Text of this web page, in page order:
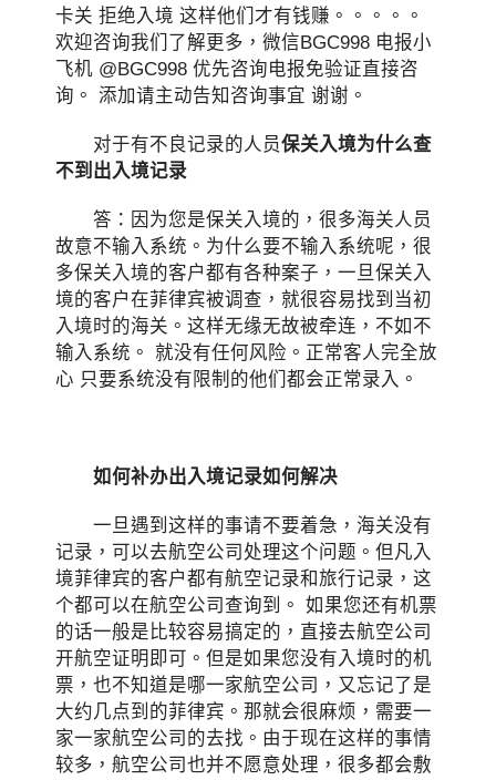
卡关 拒绝入境 这样他们才有钱赚。。。。。
欢迎咨询我们了解更多，微信BGC998 电报小
飞机 @BGC998 优先咨询电报免验证直接咨
询。 添加请主动告知咨询事宜 谢谢。
对于有不良记录的人员保关入境为什么查
不到出入境记录
答：因为您是保关入境的，很多海关人员
故意不输入系统。为什么要不输入系统呢，很
多保关入境的客户都有各种案子，一旦保关入
境的客户在菲律宾被调查，就很容易找到当初
入境时的海关。这样无缘无故被牵连，不如不
输入系统。 就没有任何风险。正常客人完全放
心 只要系统没有限制的他们都会正常录入。
如何补办出入境记录如何解决
一旦遇到这样的事请不要着急，海关没有
记录，可以去航空公司处理这个问题。但凡入
境菲律宾的客户都有航空记录和旅行记录，这
个都可以在航空公司查询到。 如果您还有机票
的话一般是比较容易搞定的，直接去航空公司
开航空证明即可。但是如果您没有入境时的机
票，也不知道是哪一家航空公司，又忘记了是
大约几点到的菲律宾。那就会很麻烦，需要一
家一家航空公司的去找。由于现在这样的事情
较多，航空公司也并不愿意处理，很多都会敷